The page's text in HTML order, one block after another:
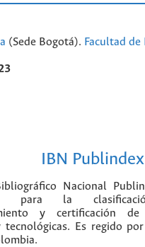
(Sede Bogotá). Facultad
IBN Publindex
Nacional
para la
y certificación
tecnológicas. Es regido